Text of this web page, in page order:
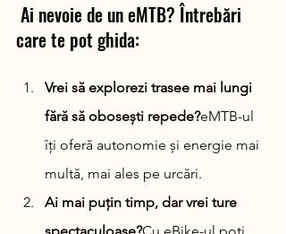
care te pot ghida:
Vrei să explorezi trasee mai lungi
fără să obosești repede?eMTB-ul
îți oferă autonomie și energie mai
multă, mai ales pe urcări.
Ai mai puțin timp, dar vrei ture